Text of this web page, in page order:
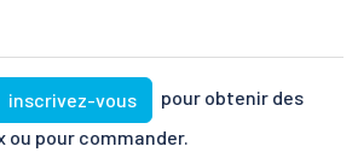
inscrivez-vous
pour obtenir des
pour commander.